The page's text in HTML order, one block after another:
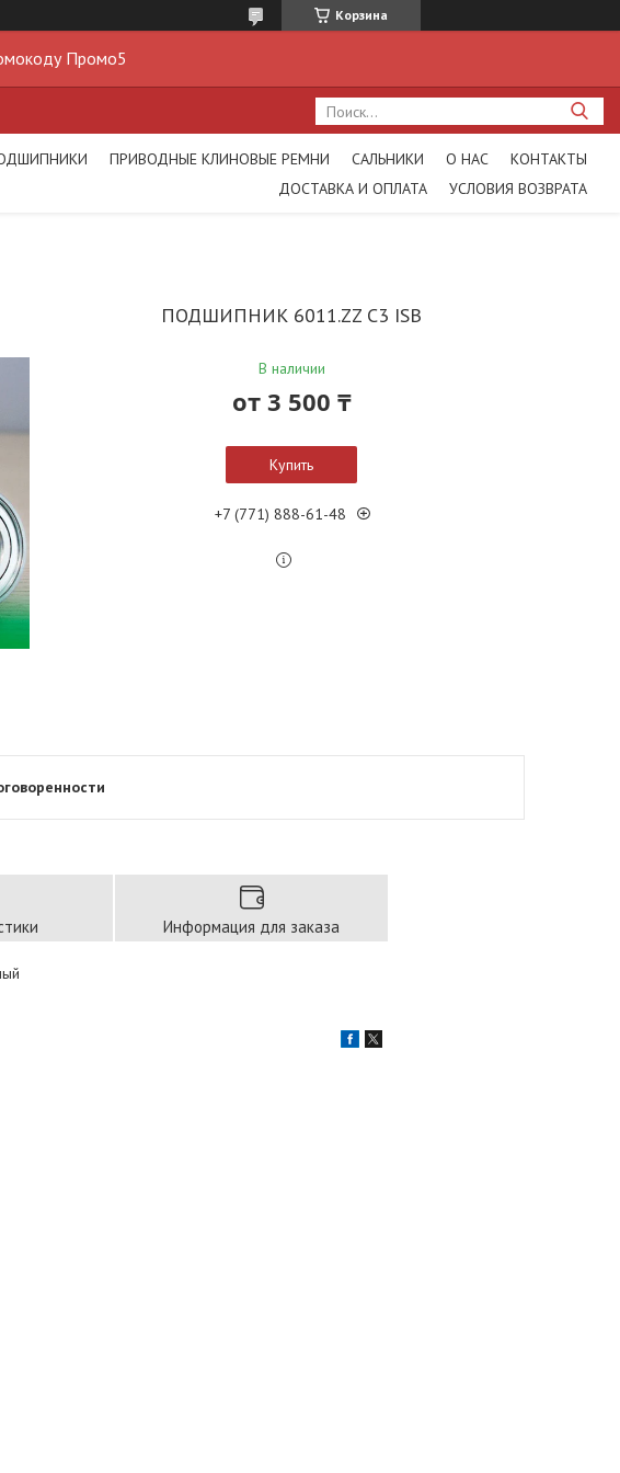
Корзина
Промо5
ПРИВОДНЫЕ КЛИНОВЫЕ РЕМНИ САЛЬНИКИ О НАС
КОНТАКТЫ
ДОСТАВКА И ОПЛАТА
УСЛОВИЯ ВОЗВРАТА
ПОДШИПНИК 6011.ZZ C3 ISB
В наличии
от 3 500 ₸
Купить
+7 (771) 888-61-48
Информация для заказа